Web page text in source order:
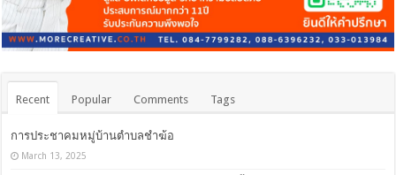
Recent Popular Comments Tags
การประชาคมหมู่บ้านตำบลชำฆ้อ
March 13, 2025